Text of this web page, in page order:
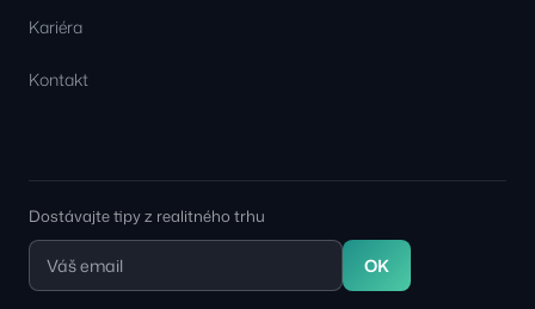
Kariéra
Kontakt
Dostávajte tipy z realitného trhu
OK